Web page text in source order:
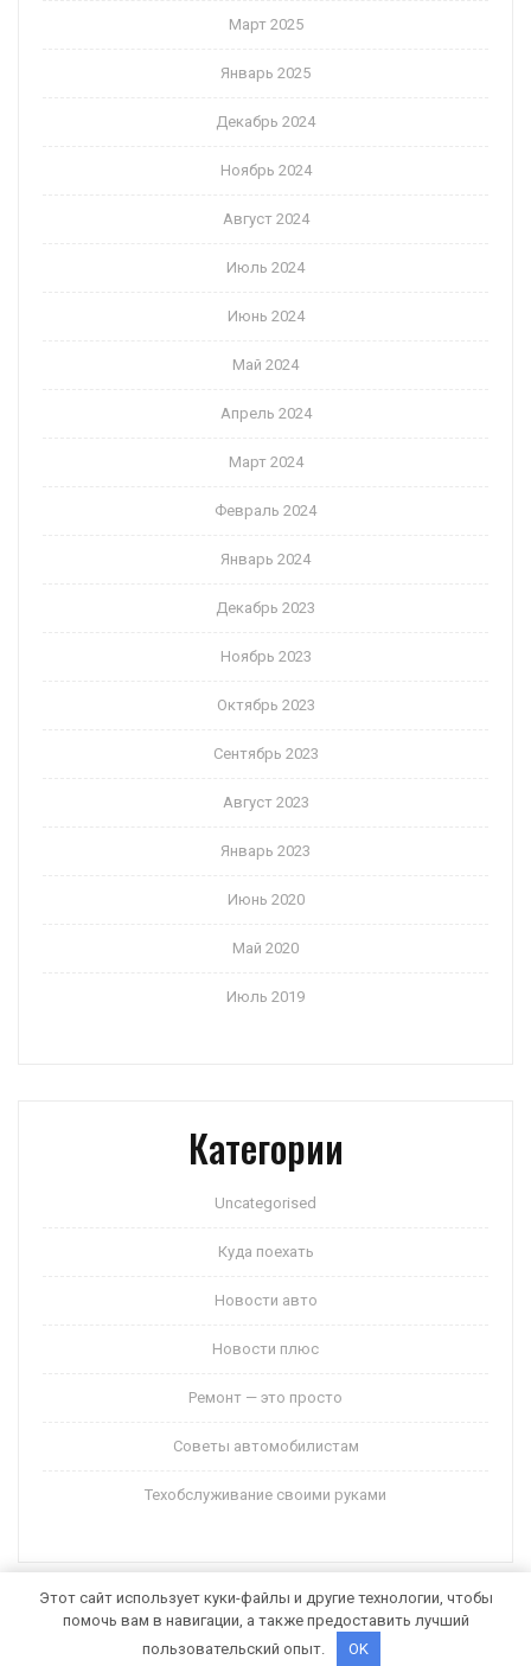
Март 2025
Январь 2025
Декабрь 2024
Ноябрь 2024
Август 2024
Июль 2024
Июнь 2024
Май 2024
Апрель 2024
Март 2024
Февраль 2024
Январь 2024
Декабрь 2023
Ноябрь 2023
Октябрь 2023
Сентябрь 2023
Август 2023
Январь 2023
Июнь 2020
Май 2020
Июль 2019
Категории
Uncategorised
Куда поехать
Новости авто
Новости плюс
Ремонт — это просто
Советы автомобилистам
Техобслуживание своими руками
Auto Motors WordPress Theme от Themespride
Этот сайт использует куки-файлы и другие технологии, чтобы
помочь вам в навигации, а также предоставить лучший
пользовательский опыт.
OK